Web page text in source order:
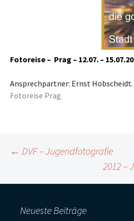
Fotoreise – Prag – 12.07. –
Ansprechpartner: Ernst Hobscheidt.
Fotoreise Prag
← DVF – Jugendfotografie
2012 –
Neueste Beiträge